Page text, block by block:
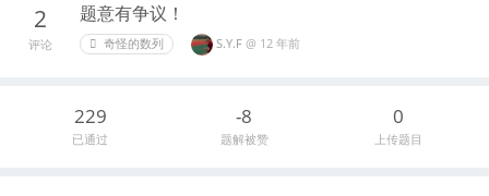
2
评论
题意有争议！
奇怪的数列 S.Y.F @ 12 年前
229
已通过
-8
题解被赞
0
上传题目